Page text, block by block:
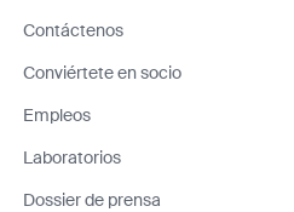
Contáctenos
Conviértete en socio
Empleos
Laboratorios
Dossier de prensa